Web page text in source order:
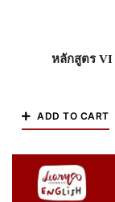
หลักสูตร VI
ADD TO CART